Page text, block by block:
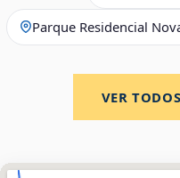
Parque Residencial
VER